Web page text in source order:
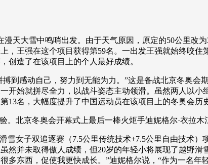
雪道路 足球道路
旅游 科普 健康 乐龄 阅读
全民健康 颜选攻略 海洋 时尚 天气 才艺
大雪中鸣哨出发。由于天气原因，原定的50公里改为
王强在这个项目获得第59名。一出发王强就始终咬
创造了在该项目上的个人最好成绩。
感动自己，努力到无能为力。”这是备战北京冬奥会
始就拼尽全力，以战斗姿态主动领滑。虽然两人以小
名，大幅度提升了中国运动员在该项目上的冬奥会历
京冬奥会开幕式上最后一棒火炬手迪妮格尔·衣拉木
子双追逐赛（7.5公里传统技术+7.5公里自由技术）
并未取得傲人成绩，但20岁的年轻小将展现了越野滑
东西，促使我更快成长。”迪妮格尔说，“作为一名年